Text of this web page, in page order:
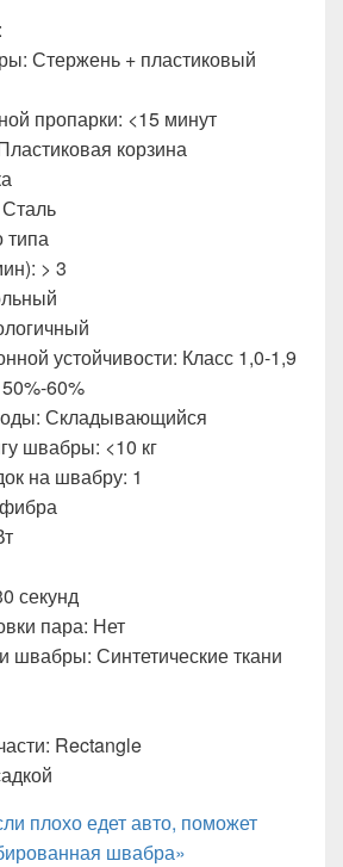
Стержень + пластиковый
пропарки: <15 минут
корзина
типа
> 3
устойчивости: Класс 1,0-1,9
60%
Складывающийся
швабры: <10 кг
на швабру: 1
секунд
пара: Нет
швабры: Синтетические ткани
Rectangle
плохо едет авто, поможет
швабра»